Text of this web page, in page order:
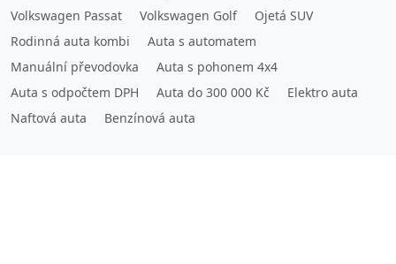
Volkswagen Passat
Volkswagen Golf
Ojetá SUV
Rodinná auta kombi
Auta s automatem
Manuální převodovka
Auta s pohonem 4x4
Auta s odpočtem DPH
Auta do 300 000 Kč
Elektro auta
Naftová auta
Benzínová auta